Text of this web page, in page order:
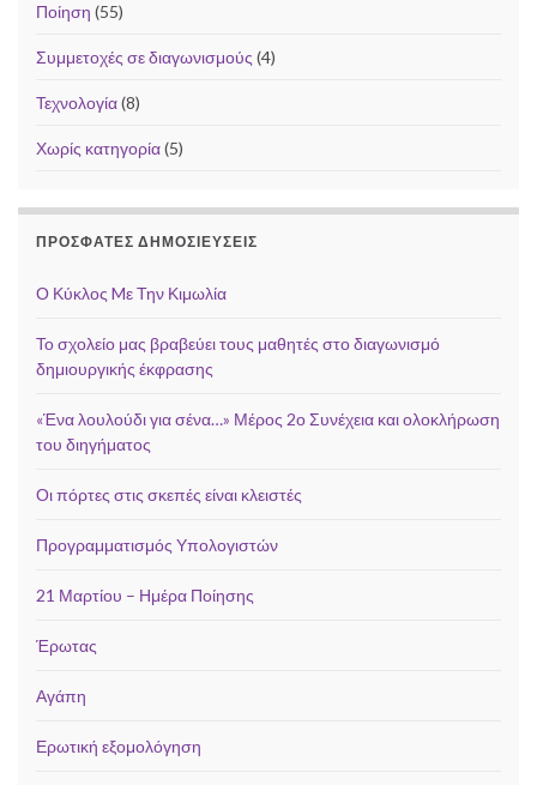
Ποίηση (55)
Συμμετοχές σε διαγωνισμούς (4)
Τεχνολογία(8)
Χωρίς κατηγορία(5)
ΠΡΌΣΦΑΤΕΣ ΔΗΜΟΣΙΕΎΣΕΙΣ
Ο Κύκλος Mε Την Κιμωλία
Το σχολείο μας βραβεύει τους μαθητές στο διαγωνισμό
δημιουργικής έκφρασης
«Ένα λουλούδι για σένα…» Μέρος 2ο Συνέχεια και ολοκλήρωση
του διηγήματος
Οι πόρτες στις σκεπές είναι κλειστές
Προγραμματισμός Υπολογιστών
21 Μαρτίου – Ημέρα Ποίησης
Έρωτας
Αγάπη
Ερωτική εξομολόγηση